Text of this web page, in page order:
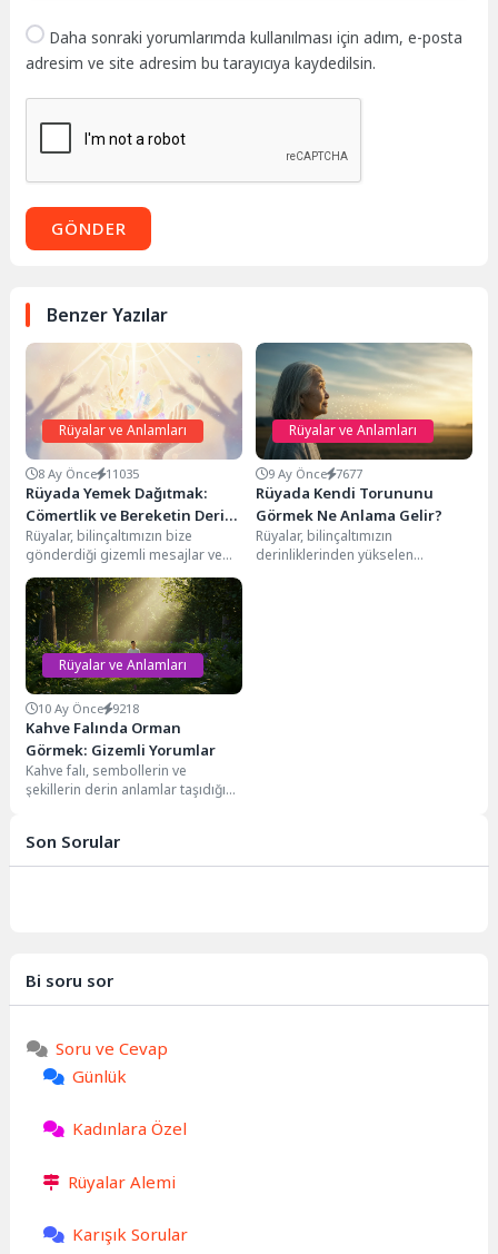
Daha sonraki yorumlarımda kullanılması için adım, e-posta
adresim ve site adresim bu tarayıcıya kaydedilsin.
GÖNDER
Benzer Yazılar
Rüyalar ve Anlamları
8 Ay Önce 11035
Rüyada Yemek Dağıtmak:
Cömertlik ve Bereketin Derin
Anlamları
Rüyalar, bilinçaltımızın bize
gönderdiği gizemli mesajlar ve
sembollerle doludur. Bu
sembollerden biri olan "rüyada
yemek...
Rüyalar ve Anlamları
9 Ay Önce 7677
Rüyada Kendi Torununu
Görmek Ne Anlama Gelir?
Rüyalar, bilinçaltımızın
derinliklerinden yükselen
Rüyalar ve Anlamları
10 Ay Önce 9218
Kahve Falında Orman
Görmek: Gizemli Yorumlar
Kahve falı, sembollerin ve
şekillerin derin anlamlar taşıdığı
Son Sorular
Bi soru sor
Soru ve Cevap
Günlük
Kadınlara Özel
Rüyalar Alemi
Karışık Sorular